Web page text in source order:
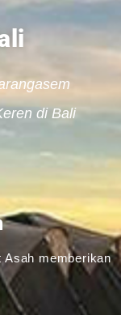
di Bali
Asah memberikan